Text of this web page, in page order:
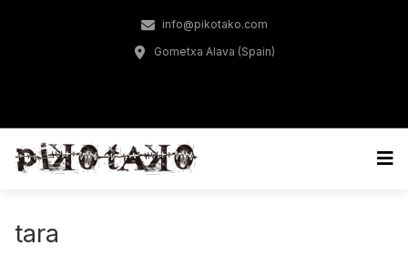
info@pikotako.com
Gometxa Alava (Spain)
tara